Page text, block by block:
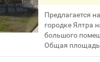
Предлагается
городке Ялтра
большого
Общая площадь